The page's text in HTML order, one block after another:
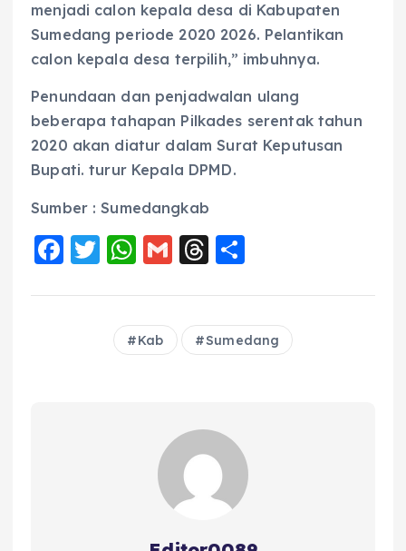
menjadi calon kepala desa di Kabupaten
Sumedang periode 2020 2026. Pelantikan
calon kepala desa terpilih,” imbuhnya.
Penundaan dan penjadwalan ulang
beberapa tahapan Pilkades serentak tahun
2020 akan diatur dalam Surat Keputusan
Bupati. turur Kepala DPMD.
Sumber : Sumedangkab
F
c
T
it
te
W
a
ts
A
G
ai
l
T
re
a
d
a
re
Kab Sumedang